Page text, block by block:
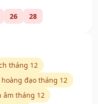
26 28
tháng 12
hoàng đạo tháng 12
âm tháng 12